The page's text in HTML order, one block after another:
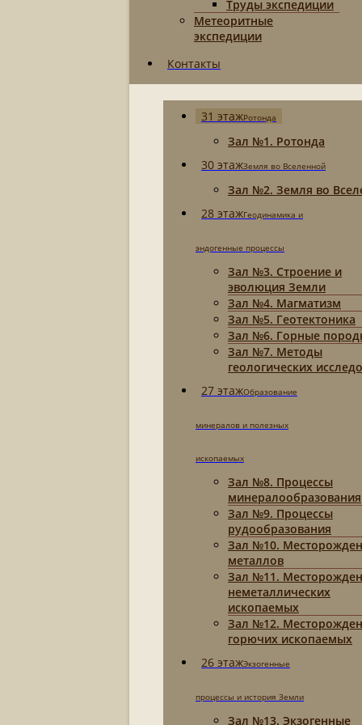
Труды экспедиции
Метеоритные
экспедиции
Контакты
31 этажРотонда
Зал №1. Ротонда
30 этажЗемля во Вселенной
Зал №2. Земля во
28 этажГеодинамика и
эндогенные процессы
Зал №3. Строение и
эволюция Земли
Зал №4. Магматизм
Зал №5. Геотектоника
Зал №6. Горные
Зал №7. Методы
геологических
27 этажОбразование
минералов и полезных
ископаемых
Зал №8. Процессы
минералообразования
Зал №9. Процессы
рудообразования
Зал №10.
металлов
Зал №11.
неметаллических
ископаемых
Зал №12.
горючих ископаемых
26 этажЭкзогенные
процессы и история Земли
Зал №13. Экзогенные